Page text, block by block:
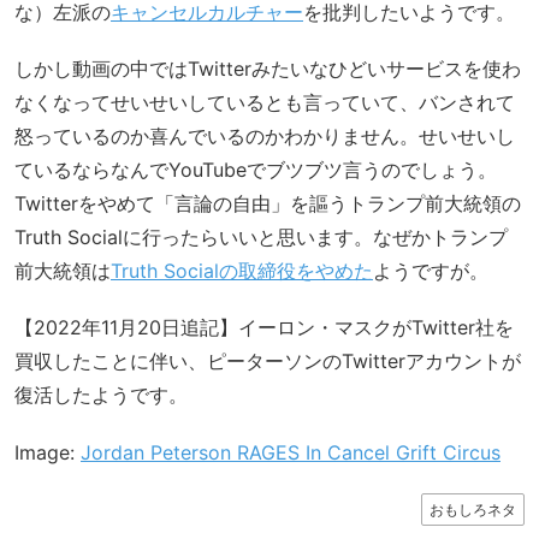
な）左派のキャンセルカルチャーを批判したいようです。
しかし動画の中ではTwitterみたいなひどいサービスを使わ
なくなってせいせいしているとも言っていて、バンされて
怒っているのか喜んでいるのかわかりません。せいせいし
ているならなんでYouTubeでブツブツ言うのでしょう。
Twitterをやめて「言論の自由」を謳うトランプ前大統領の
Truth Socialに行ったらいいと思います。なぜかトランプ
前大統領はTruth Socialの取締役をやめた ようですが。
【2022年11月20日追記】イーロン・マスクがTwitter社を
買収したことに伴い、ピーターソンのTwitterアカウントが
復活したようです。
Image: Jordan Peterson RAGES In Cancel Grift Circus
おもしろネタ